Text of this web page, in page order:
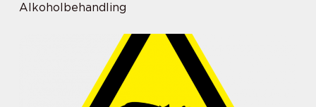
Alkoholbehandling